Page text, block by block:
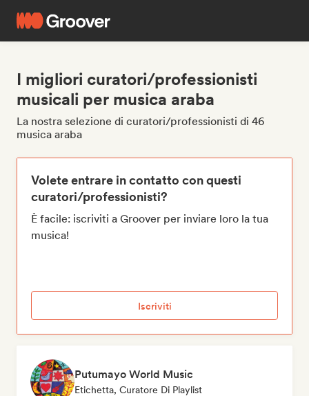
I migliori curatori/professionisti
musicali per musica araba
La nostra selezione di curatori/professionisti di 46
musica araba
Volete entrare in contatto con questi
curatori/professionisti?
È facile: iscriviti a Groover per inviare loro la tua
musica!
Iscriviti
Putumayo World Music
Etichetta, Curatore Di Playlist